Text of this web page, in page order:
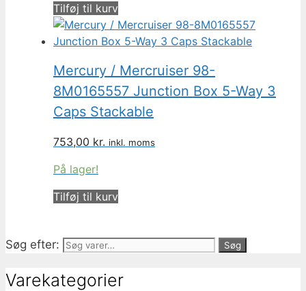
Tilføj til kurv
Mercury / Mercruiser 98-
8M0165557 Junction Box 5-Way 3
Caps Stackable
753,00 kr. inkl. moms
På lager!
Tilføj til kurv
Søg efter: Søg
Varekategorier